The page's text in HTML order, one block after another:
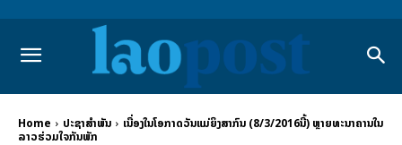
Home ປະຊາສຳພັນ
ເນື່ອງໃນໂອກາດວັນແມ່ຍິງສາກົນ (8/3/2016ນີ້) ຫຼາຍທະນາຄານໃນ
ລາວຮ່ວມໃຈກັນພັກ